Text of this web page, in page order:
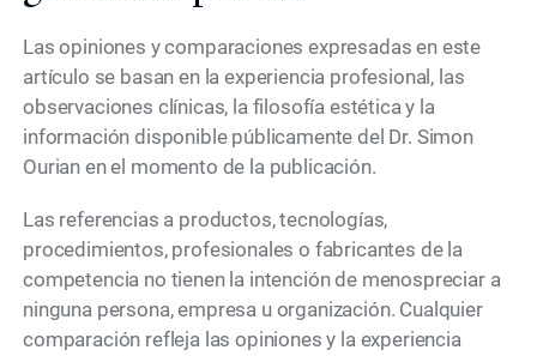
Las opiniones y comparaciones expresadas en este
artículo se basan en la experiencia profesional, las
observaciones clínicas, la filosofía estética y la
información disponible públicamente del Dr. Simon
Ourian en el momento de la publicación.
Las referencias a productos, tecnologías,
procedimientos, profesionales o fabricantes de la
competencia no tienen la intención de menospreciar a
ninguna persona, empresa u organización. Cualquier
comparación refleja las opiniones y la experiencia